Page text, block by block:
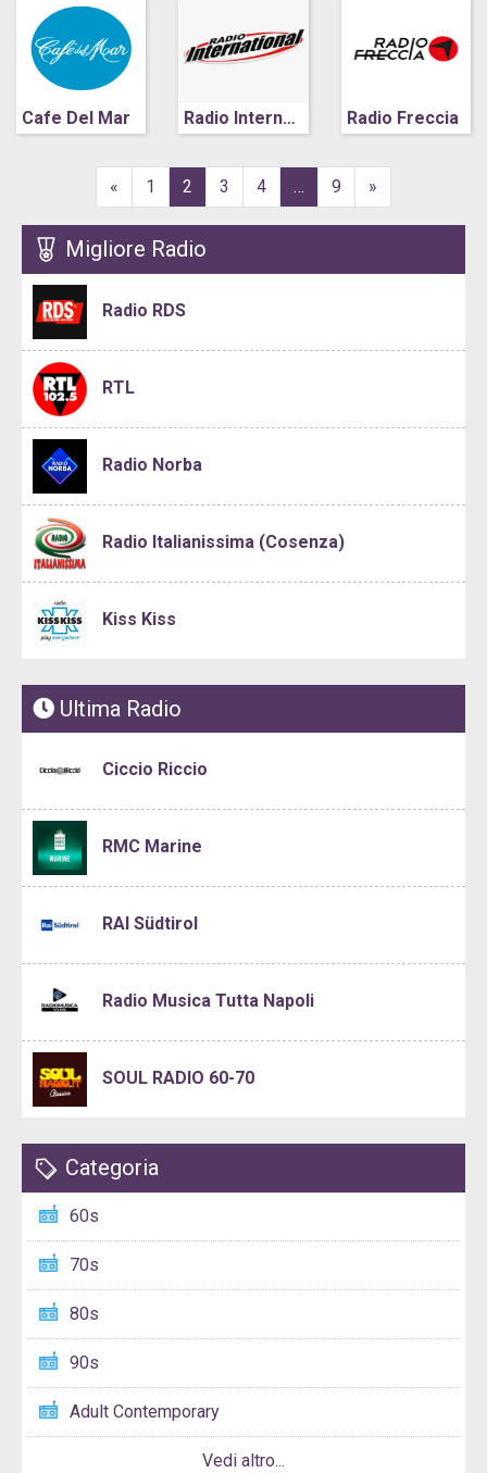
Cafe Del Mar Radio International Radio Freccia
« 1 2 3 4 … 9 »
Migliore Radio
Radio RDS
RTL
Radio Norba
Radio Italianissima (Cosenza)
Kiss Kiss
Ultima Radio
Ciccio Riccio
RMC Marine
RAI Südtirol
Radio Musica Tutta Napoli
SOUL RADIO 60-70
Categoria
60s
70s
80s
90s
Adult Contemporary
Vedi altro...